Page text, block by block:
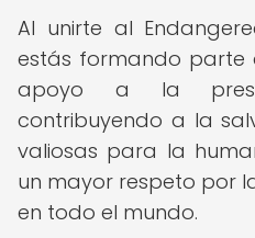
Al unirte al
estás formando
apoyo a la
contribuyendo a la
valiosas para la
un mayor respeto por
en todo el mundo.